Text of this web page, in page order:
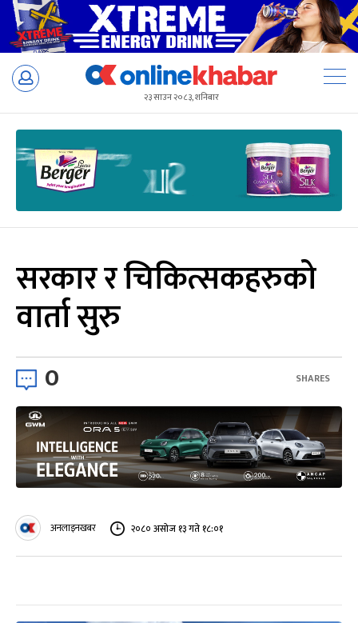
Skip
२३ साउन २०८३, शनिबार
सरकार र चिकित्सकहरुको
वार्ता सुरु
0 SHARES
अनलाइनखबर २०८० असोज १३ गते १८:०१